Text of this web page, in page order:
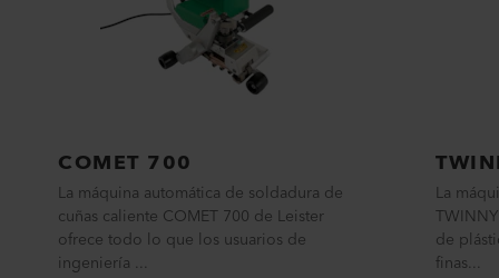
COMET 700
La máquina automática de soldadura de
cuñas caliente COMET 700 de Leister
ofrece todo lo que los usuarios de
ingeniería ...
La
de
finas...